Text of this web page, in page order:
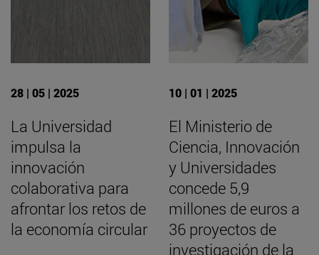
28 | 05 | 2025
La Universidad
impulsa la
innovación
colaborativa para
afrontar los retos de
la economía circular
10 | 01 | 2025
El Ministerio de
Ciencia, Innovación
y Universidades
concede 5,9
millones de euros a
36 proyectos de
investigación de la